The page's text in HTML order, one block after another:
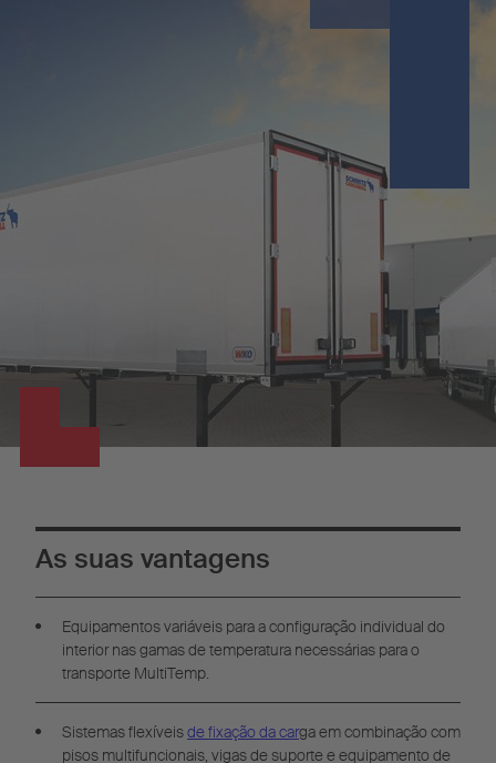
As suas vantagens
Equipamentos variáveis para a configuração individual do
interior nas gamas de temperatura necessárias para o
transporte MultiTemp.
Sistemas flexíveisde fixação da carga em combinação com
pisos multifuncionais, vigas de suporte e equipamento de